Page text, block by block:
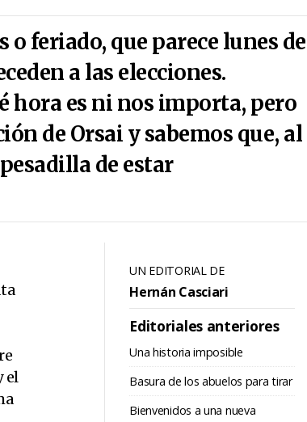
feriado, que parece lunes de
a las elecciones.
hora es ni nos importa, pero
de Orsai y sabemos que, al
de estar
el
UN EDITORIAL DE
Hernán Casciari
Editoriales anteriores
Una historia imposible
Basura de los abuelos para tirar
Bienvenidos a una nueva